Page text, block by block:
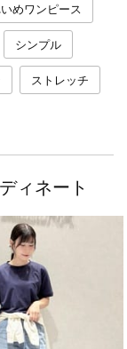
めワンピース
シンプル
ストレッチ
ィネート